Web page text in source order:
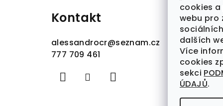
cookies
webu pro
dalších
Více
cookies
sekci
ÚDAJŮ.
Kontakt
alessandrocr@seznam.cz
777 709 461